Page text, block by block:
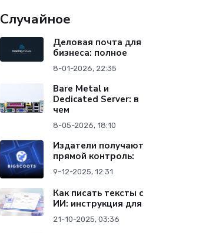
Случайное
Деловая почта для
бизнеса: полное
8-01-2026, 22:35
Bare Metal и
Dedicated Server: в
чем
8-05-2026, 18:10
Издатели получают
прямой контроль:
9-12-2025, 12:31
Как писать тексты с
ИИ: инструкция для
21-10-2025, 03:36